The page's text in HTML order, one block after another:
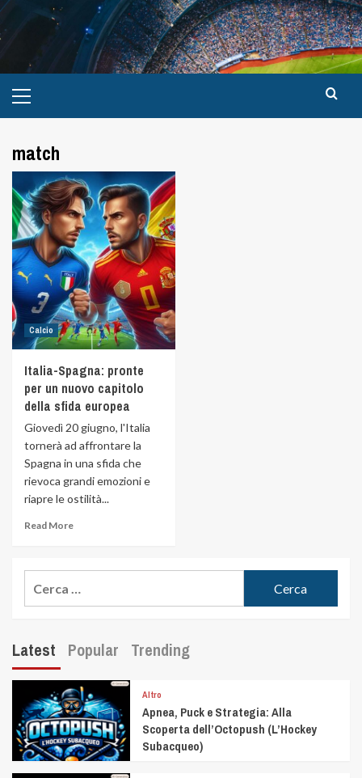
match
Calcio
Italia-Spagna: pronte
per un nuovo capitolo
della sfida europea
Giovedì 20 giugno, l'Italia
tornerà ad affrontare la
Spagna in una sfida che
rievoca grandi emozioni e
riapre le ostilità...
Read More
Latest Popular Trending
Altro
Apnea, Puck e Strategia: Alla
Scoperta dell’Octopush (L’Hockey
Subacqueo)